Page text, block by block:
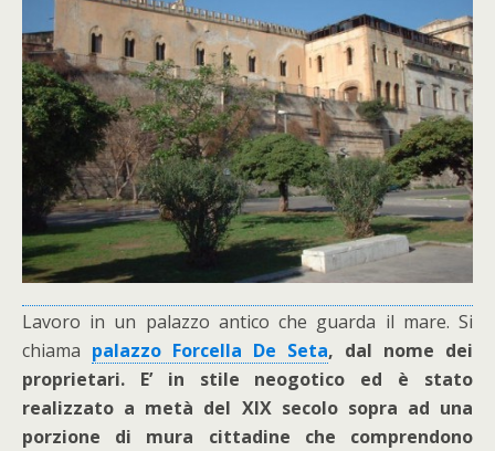
Lavoro in un palazzo antico che guarda il mare. Si
chiama palazzo Forcella De Seta, dal nome dei
proprietari. E’
in stile neogotico ed è stato
realizzato a metà del XIX secolo sopra ad una
porzione di mura cittadine che comprendono